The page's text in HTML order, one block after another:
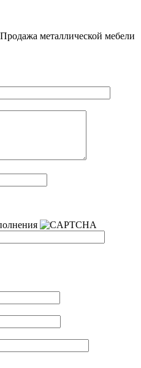
металлической мебели